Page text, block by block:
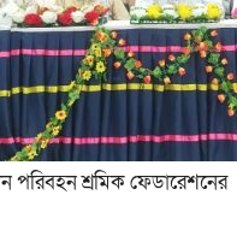
পরিবহন শ্রমিক ফেডারেশনের